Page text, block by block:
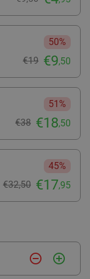
€19
30%
9.2
€29,50
€20,75
22%
Euromast
9.2star
2 min. directions_car
€63,30
50%
€19 €9,50
51%
€38 €18,50
45%
€32,50 €17,95
remove_circle_outline add_circle_outline